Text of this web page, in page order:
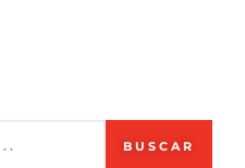
BUSCAR